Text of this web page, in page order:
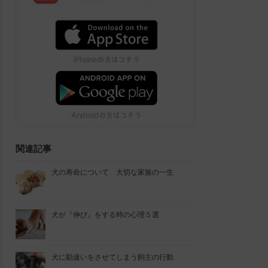
関連記事
犬の寿命について 大切な家族の一生
犬が『伸び』をする時の心理５選
犬に勘違いをさせてしまう飼主の行動